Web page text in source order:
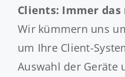
Clients: Immer
Wir kümmern uns
um Ihre Client-
Auswahl der Geräte